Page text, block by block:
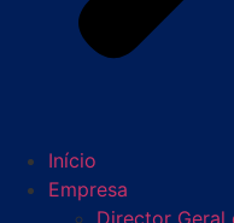
Início
Empresa
Director Geral